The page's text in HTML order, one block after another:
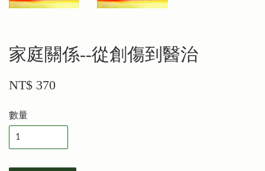
家庭關係--從創傷到醫治
NT$ 370
數量